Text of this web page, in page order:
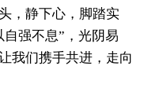
，静下心，脚踏实
强不息”，光阴易
我们携手共进，走向